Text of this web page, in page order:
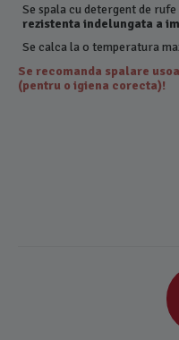
Se spala cu detergent de
rezistenta indelungata a
Se calca la o temperatura
Se recomanda spalare
(pentru o igiena corecta)!